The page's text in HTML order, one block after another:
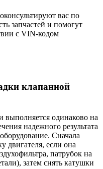
вас по
запчастей и помогут
с VIN-кодом
клапанной
выполняется одинаково на
надежного результата
Сначала
двигателя, если она
патрубок на
затем снять катушки